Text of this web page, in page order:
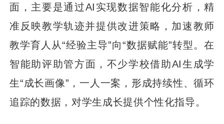
面，主要是通过AI实现数据智能化分析，精
准反映教学轨迹并提供改进策略，加速教师
教学育人从“经验主导”向“数据赋能”转型。在
智能助评助管方面，不少学校借助AI生成学
生“成长画像”，一人一案，形成持续性、循环
追踪的数据，对学生成长提供个性化指导。